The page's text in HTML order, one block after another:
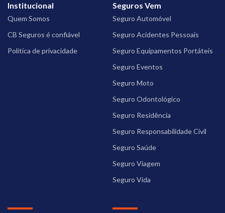
Institucional
Quem Somos
CB Seguros é confiável
Política de privacidade
Seguros Vem
Seguro Automóvel
Seguro Acidentes Pessoais
Seguro Equipamentos Portáteis
Seguro Eventos
Seguro Moto
Seguro Odontológico
Seguro Residência
Seguro Responsabilidade Civil
Seguro Saúde
Seguro Viagem
Seguro Vida